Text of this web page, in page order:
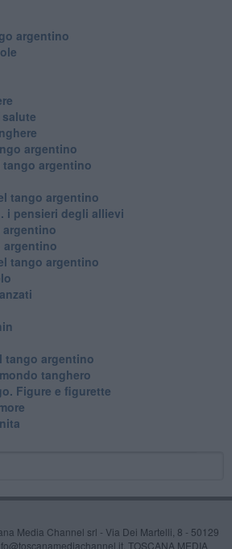
argentino
argentino
argentino
tango argentino
i pensieri degli allievi
argentino
tango argentino
tango argentino
tanghero
Figure e figurette
Media Channel srl - Via Dei Martelli, 8 - 50129
TOSCANA MEDIA